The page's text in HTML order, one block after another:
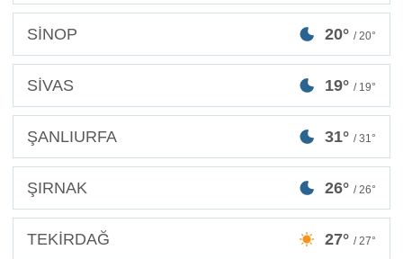
SİNOP 20° / 20°
SİVAS 19° / 19°
ŞANLIURFA 31° / 31°
ŞIRNAK 26° / 26°
TEKİRDAĞ 27° / 27°